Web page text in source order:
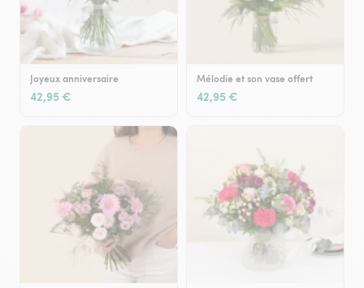
Joyeux anniversaire
42,95 €
Mélodie et son vase offert
42,95 €